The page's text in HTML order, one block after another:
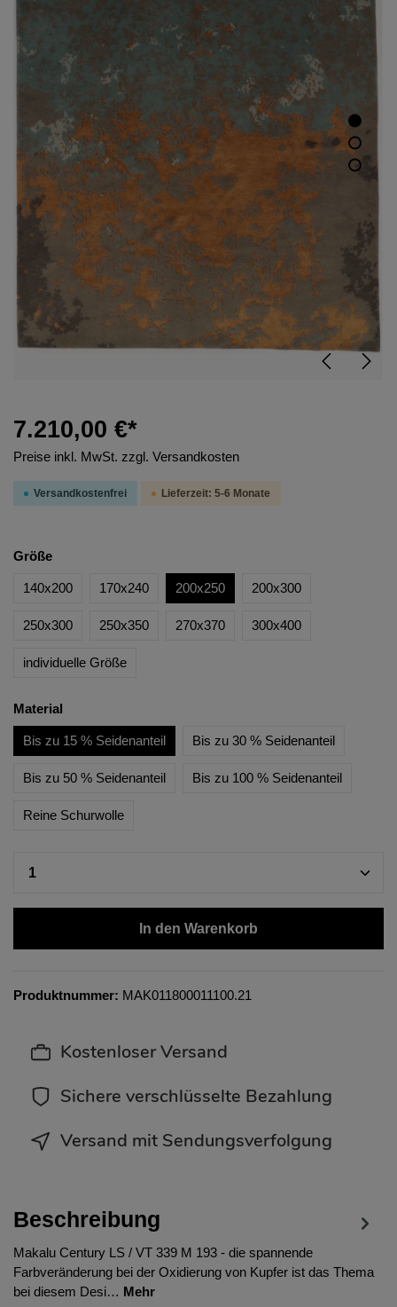
7.210,00 €*
Preise inkl. MwSt. zzgl. Versandkosten
Versandkostenfrei Lieferzeit: 5-6 Monate
Größe
140x200 170x240 200x250 200x300
250x300 250x350 270x370 300x400
individuelle Größe
Material
Bis zu 15 % Seidenanteil Bis zu 30 % Seidenanteil
Bis zu 50 % Seidenanteil Bis zu 100 % Seidenanteil
Reine Schurwolle
In den Warenkorb
Produktnummer: MAK011800011100.21
Kostenloser Versand
Sichere verschlüsselte Bezahlung
Versand mit Sendungsverfolgung
Beschreibung
Makalu Century LS / VT 339 M 193 - die spannende
Farbveränderung bei der Oxidierung von Kupfer ist das Thema
bei diesem Desi… Mehr